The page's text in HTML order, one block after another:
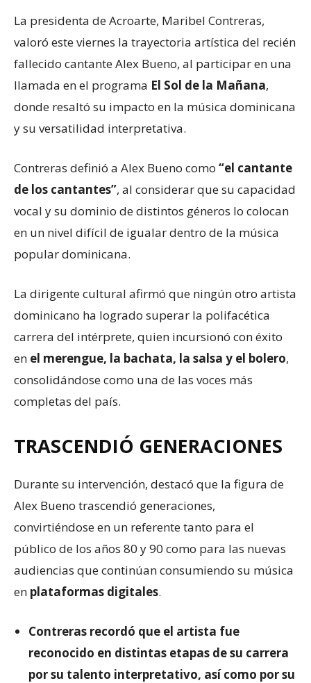
La presidenta de Acroarte, Maribel Contreras,
valoró este viernes la trayectoria artística del recién
fallecido cantante Alex Bueno, al participar en una
llamada en el programa El Sol de la Mañana,
donde resaltó su impacto en la música dominicana
y su versatilidad interpretativa.
Contreras definió a Alex Bueno como “el cantante
de los cantantes”, al considerar que su capacidad
vocal y su dominio de distintos géneros lo colocan
en un nivel difícil de igualar dentro de la música
popular dominicana.
La dirigente cultural afirmó que ningún otro artista
dominicano ha logrado superar la polifacética
carrera del intérprete, quien incursionó con éxito
en el merengue, la bachata, la salsa y el bolero,
consolidándose como una de las voces más
completas del país.
TRASCENDIÓ GENERACIONES
Durante su intervención, destacó que la figura de
Alex Bueno trascendió generaciones,
convirtiéndose en un referente tanto para el
público de los años 80 y 90 como para las nuevas
audiencias que continúan consumiendo su música
en plataformas digitales.
Contreras recordó que el artista fue
reconocido en distintas etapas de su carrera
por su talento interpretativo, así como por su